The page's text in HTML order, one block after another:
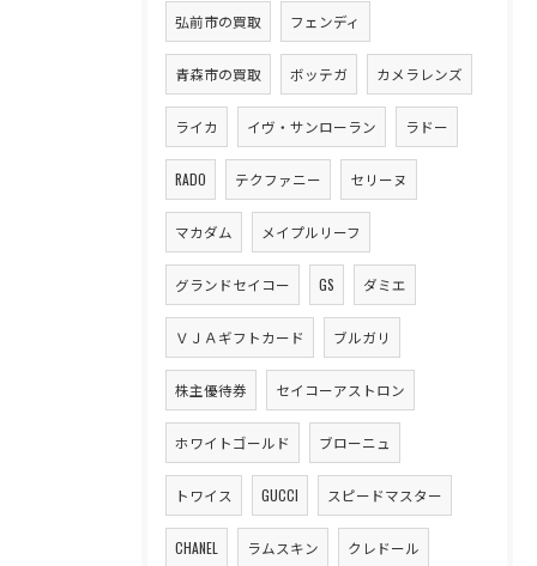
弘前市の買取 フェンディ
青森市の買取 ボッテガ カメラレンズ
ライカ イヴ・サンローラン ラドー
RADO テクファニー セリーヌ
マカダム メイプルリーフ
グランドセイコー GS ダミエ
ＶＪＡギフトカード ブルガリ
株主優待券 セイコーアストロン
ホワイトゴールド ブローニュ
トワイス GUCCI スピードマスター
CHANEL ラムスキン クレドール